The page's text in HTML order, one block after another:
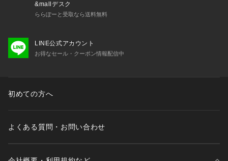
&mallデスク
ららぽーと受取なら送料無料
LINE公式アカウント
お得なセール・クーポン情報配信中
初めての方へ
よくある質問・お問い合わせ